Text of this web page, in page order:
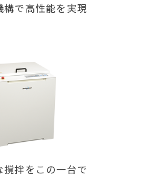
構で高性能を実現
撹拌をこの一台で